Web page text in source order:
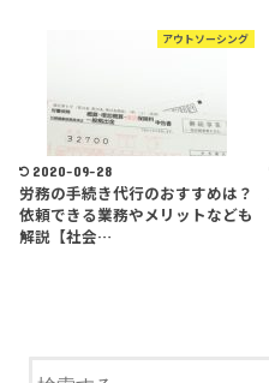
アウトソーシング
2020-09-28
労務の手続き代行のおすすめは？
依頼できる業務やメリットなども
解説【社会…